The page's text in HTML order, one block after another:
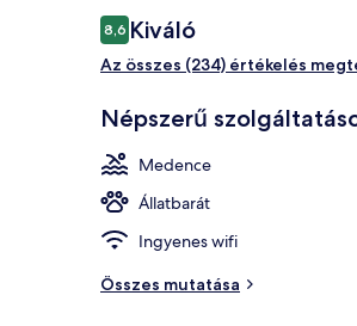
Értékelések
8,68,6 ennyiből: 10
Kiváló
Az összes (234) értékelés
Népszerű
Medence
Állatbarát
Ingyenes wifi
Összes mutatása